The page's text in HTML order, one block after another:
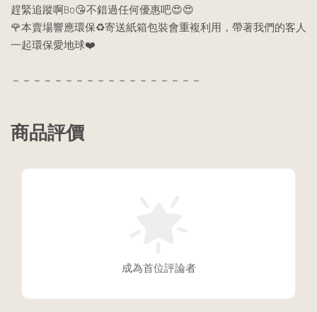
趕緊追蹤啊Bo😘不錯過任何優惠吧😍😍
🌹本賣場響應環保♻️寄送紙箱包裝會重複利用，帶著我們的客人
一起環保愛地球❤️
－－－－－－－－－－－－－－－－－－
商品評價
成為首位評論者